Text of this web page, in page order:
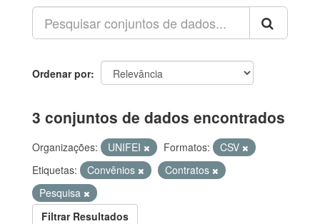
Ordenar por
3 conjuntos de dados encontrados
Organizações: UNIFEI Formatos:
CSV
Etiquetas:
Convênios
Contratos
Pesquisa
Filtrar Resultados